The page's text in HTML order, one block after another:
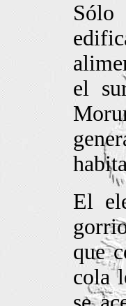
Sólo
el
El
que
cola